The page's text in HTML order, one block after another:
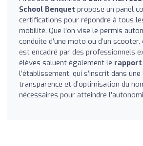
School Benquet propose un panel
certifications pour répondre à tous
mobilité. Que l’on vise le permis
conduite d’une moto ou d’un
est encadré par des professionnels
élèves saluent également le
l’établissement, qui s’inscrit dans
transparence et d’optimisation du
nécessaires pour atteindre